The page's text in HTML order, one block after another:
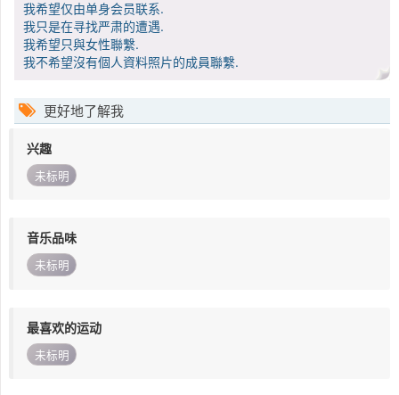
我希望仅由单身会员联系.
我只是在寻找严肃的遭遇.
我希望只與女性聯繫.
我不希望沒有個人資料照片的成員聯繫.
更好地了解我
兴趣
未标明
音乐品味
未标明
最喜欢的运动
未标明